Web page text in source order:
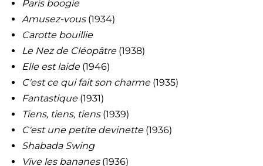
Paris boogie
Amusez-vous(1934)
Carotte bouillie
Le Nez de Cléopâtre(1938)
Elle est laide(1946)
C'est ce qui fait son charme(1935)
Fantastique(1931)
Tiens, tiens, tiens(1939)
C'est une petite devinette(1936)
Shabada Swing
Vive les bananes(1936)